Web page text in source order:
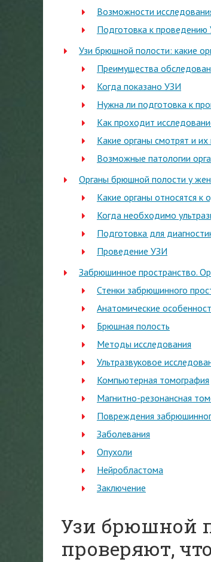
Возможности
Подготовка к проведению
Узи брюшной полости: какие
Преимущества
Когда показано УЗИ
Нужна ли подготовка к
Как проходит
Какие органы смотрят и
Возможные патологии
Органы брюшной полости у
Какие органы относятся к
Когда необходимо
Подготовка для
Проведение УЗИ
Забрюшинное пространство.
Стенки забрюшинного
Анатомические
Брюшная полость
Методы исследования
Ультразвуковое
Компьютерная томография
Магнитно-резонансная
Повреждения
Заболевания
Опухоли
Нейробластома
Заключение
Узи брюшной
проверяют,